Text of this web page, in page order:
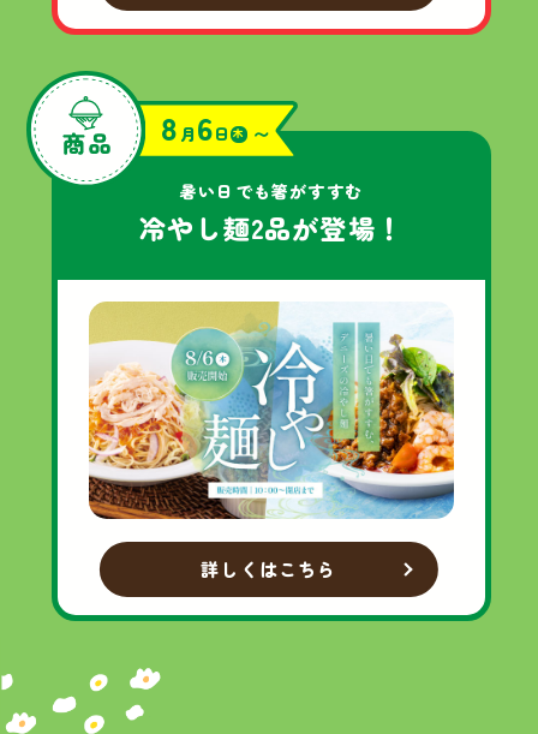
8 月 6日木 〜
暑い日でも箸がすすむ
冷やし麺2品が登場！
詳しくはこちら